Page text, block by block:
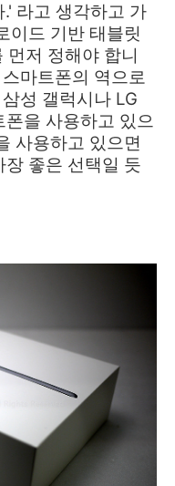
라고 생각하고 가
이드 기반 태블릿
먼저 정해야 합니
마트폰의 역으로
성 갤럭시나 LG
을 사용하고 있으
사용하고 있으면
좋은 선택일 듯